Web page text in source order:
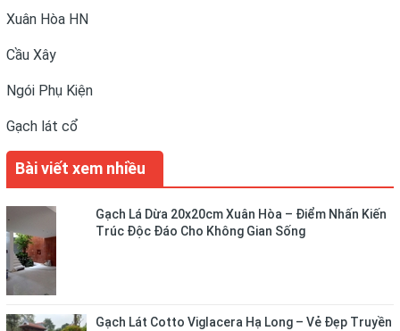
Xuân Hòa HN
Cầu Xây
Ngói Phụ Kiện
Gạch lát cổ
Bài viết xem nhiều
Gạch Lá Dừa 20x20cm Xuân Hòa – Điểm Nhấn Kiến
Trúc Độc Đáo Cho Không Gian Sống
Gạch Lát Cotto Viglacera Hạ Long – Vẻ Đẹp Truyền